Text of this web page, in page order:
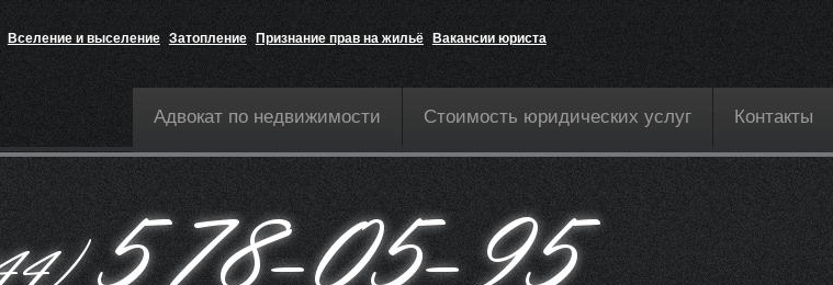
Вселение и выселение Затопление Признание прав на жильё Вакансии юриста
Адвокат по недвижимости Стоимость юридических услуг Контакты